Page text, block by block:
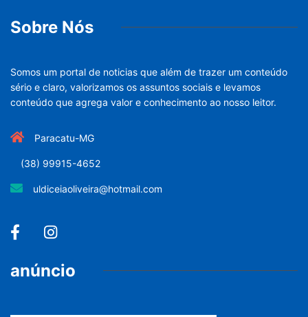
Sobre Nós
Somos um portal de noticias que além de trazer um conteúdo
sério e claro, valorizamos os assuntos sociais e levamos
conteúdo que agrega valor e conhecimento ao nosso leitor.
Paracatu-MG
(38) 99915-4652
uldiceiaoliveira@hotmail.com
anúncio